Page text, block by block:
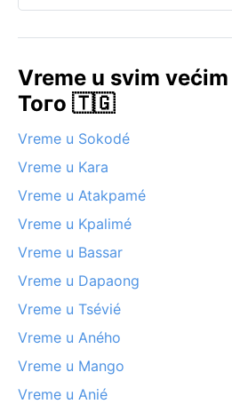
Vreme u svim
Того 🇹🇬
Vreme u Sokodé
Vreme u Kara
Vreme u Atakpamé
Vreme u Kpalimé
Vreme u Bassar
Vreme u Dapaong
Vreme u Tsévié
Vreme u Aného
Vreme u Mango
Vreme u Anié